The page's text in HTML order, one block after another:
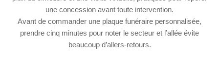
une concession avant toute intervention.
Avant de commander une plaque funéraire personnalisée,
prendre cinq minutes pour noter le secteur et l’allée évite
beaucoup d’allers-retours.